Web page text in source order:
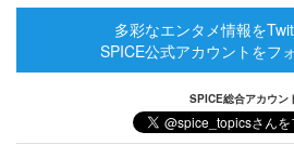
多彩なエンタメ情報を
SPICE公式アカウントをフ
SPICE総合アカウン